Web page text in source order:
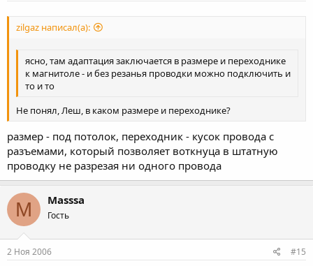
zilgaz написал(а):
ясно, там адаптация заключается в размере и переходнике
к магнитоле - и без резанья проводки можно подключить и
то и то
Не понял, Леш, в каком размере и переходнике?
размер - под потолок, переходник - кусок провода с
разъемами, который позволяет воткнуца в штатную
проводку не разрезая ни одного провода
M Masssa
Гость
2 Ноя 2006 #15